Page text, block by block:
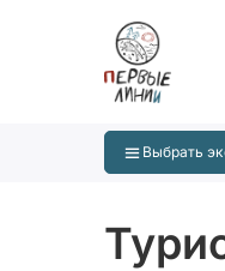
Выбрать